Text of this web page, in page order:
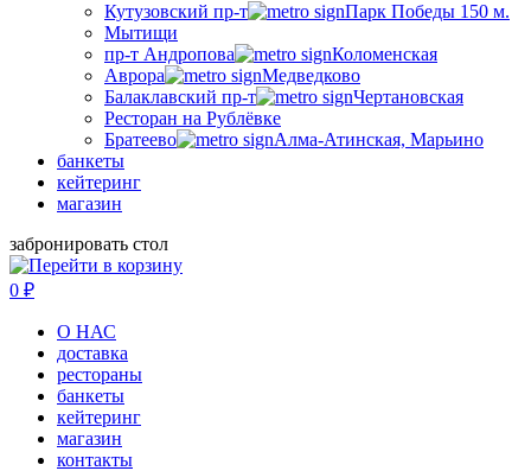
Кутузовский пр-т
Парк Победы 150 м.
Мытищи
пр-т Андропова
Коломенская
Аврора
Медведково
Балаклавский пр-т
Чертановская
Ресторан на Рублёвке
Братеево
Алма-Атинская, Марьино
банкеты
кейтеринг
магазин
забронировать стол
0 ₽
О НАС
доставка
рестораны
банкеты
кейтеринг
магазин
контакты